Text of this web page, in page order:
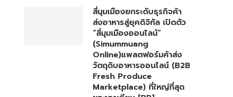
สี่มุมเมืองยกระดับธุรกิจค้า
ส่งอาหารสู่ยุคดิจิทัล เปิดตัว
“สี่มุมเมืองออนไลน์”
(Simummuang
Online)แพลตฟอร์มค้าส่ง
วัตถุดิบอาหารออนไลน์ (B2B
Fresh Produce
Marketplace) ที่ใหญ่ที่สุด